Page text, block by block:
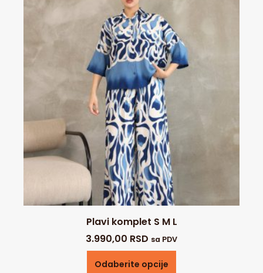
Plavi komplet S M L
3.990,00 RSD sa PDV
Odaberite opcije